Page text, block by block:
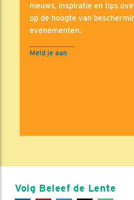
nieuws, inspiratie en tips
op de hoogte van
evenementen.
Meld je aan
Volg Beleef de Lente